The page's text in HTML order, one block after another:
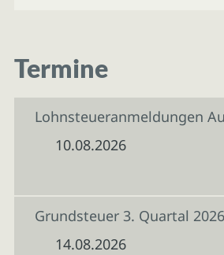
Termine
Lohnsteueranmeldungen
10.08.2026
Grundsteuer 3. Quartal 2026
14.08.2026